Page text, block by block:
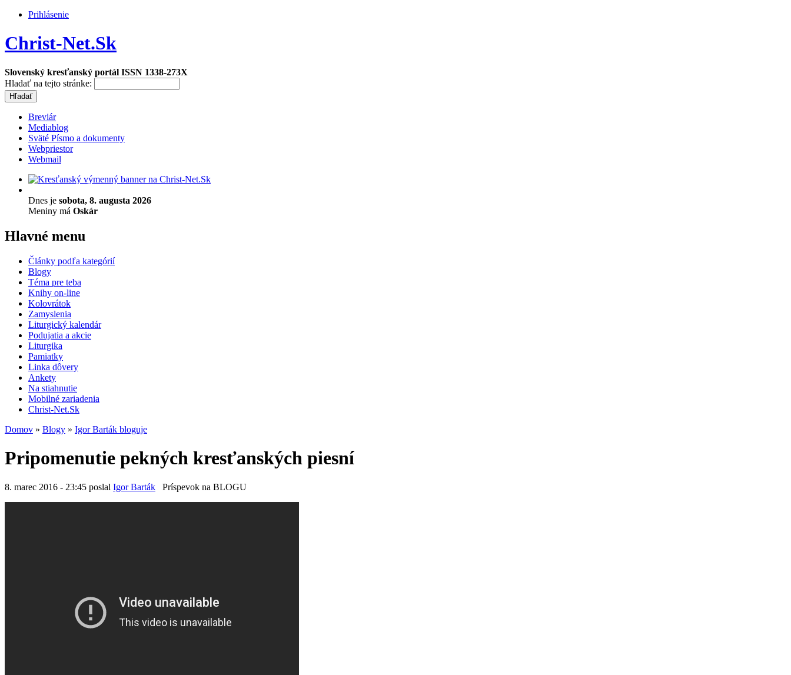
Prihlásenie
Christ-Net.Sk
Slovenský kresťanský portál ISSN 1338-273X
Hladať na tejto stránke:
Breviár
Mediablog
Sväté Písmo a dokumenty
Webpriestor
Webmail
Dnes je sobota, 8. augusta 2026
Meniny má Oskár
Hlavné menu
Články podľa kategórií
Blogy
Téma pre teba
Knihy on-line
Kolovrátok
Zamyslenia
Liturgický kalendár
Podujatia a akcie
Liturgika
Pamiatky
Linka dôvery
Ankety
Na stiahnutie
Mobilné zariadenia
Christ-Net.Sk
Domov » Blogy » Igor Barták bloguje
Pripomenutie pekných kresťanských piesní
8. marec 2016 - 23:45 poslal Igor Barták Príspevok na BLOGU